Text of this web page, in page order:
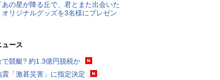
あの星が降る丘で、君とまた出会いた
オリジナルグッズを3名様にプレゼン
ュース
で競艇? 約1.3億円脱税か
震「激甚災害」に指定決定